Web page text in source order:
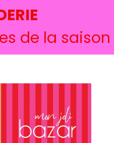
de la saison